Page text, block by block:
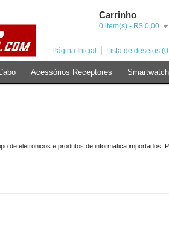
Carrinho
0 item(s) - R$ 0,00
Página Inicial
Lista de desejos
Acessórios Receptores Smartwatch
de eletronicos e produtos de informatica